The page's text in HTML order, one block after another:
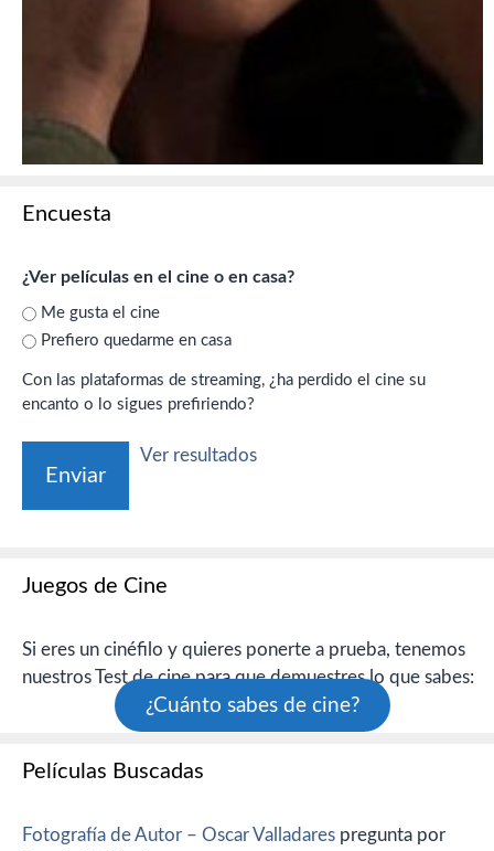
Encuesta
¿Ver películas en el cine o en casa?
Me gusta el cine
Prefiero quedarme en casa
Con las plataformas de streaming, ¿ha perdido el cine su
encanto o lo sigues prefiriendo?
Ver resultados
Juegos de Cine
Si eres un cinéfilo y quieres ponerte a prueba, tenemos
nuestros Test de cine para que demuestres lo que sabes:
¿Cuánto sabes de cine?
Películas Buscadas
Fotografía de Autor – Oscar Valladares pregunta por